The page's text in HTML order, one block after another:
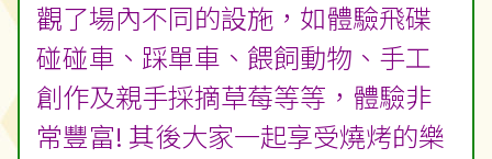
觀了場內不同的設施，如體驗飛碟
碰碰車、踩單車、餵飼動物、手工
創作及親手採摘草莓等等，體驗非
常豐富! 其後大家一起享受燒烤的樂